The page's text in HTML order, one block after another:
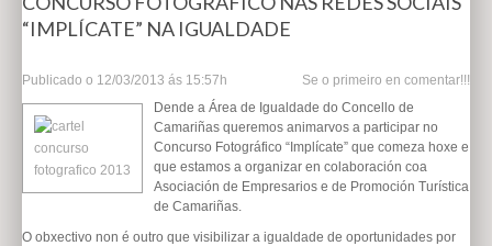
“IMPLÍCATE” NA IGUALDADE
Publicado o 12/03/2013 ás 15:57h
Se o primeiro en comentar!!!
Dende a Área de Igualdade do Concello de
Camariñas queremos animarvos a participar no
Concurso Fotográfico “Implícate” que comeza hoxe e
que estamos a organizar en colaboración coa
Asociación de Empresarios e de Promoción Turística
de Camariñas.
O obxectivo non é outro que visibilizar a igualdade de oportunidades por